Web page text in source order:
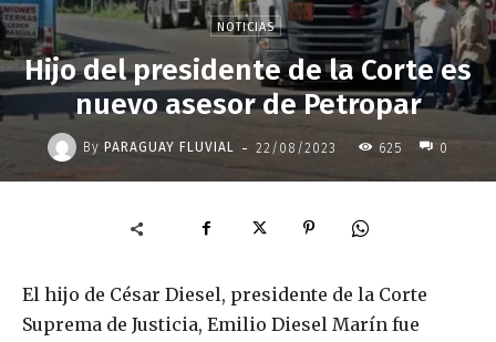
NOTICIAS
Hijo del presidente de la Corte es
nuevo asesor de Petropar
By PARAGUAY FLUVIAL - 22/08/2023 625 0
El hijo de César Diesel, presidente de la Corte
Suprema de Justicia, Emilio Diesel Marín fue